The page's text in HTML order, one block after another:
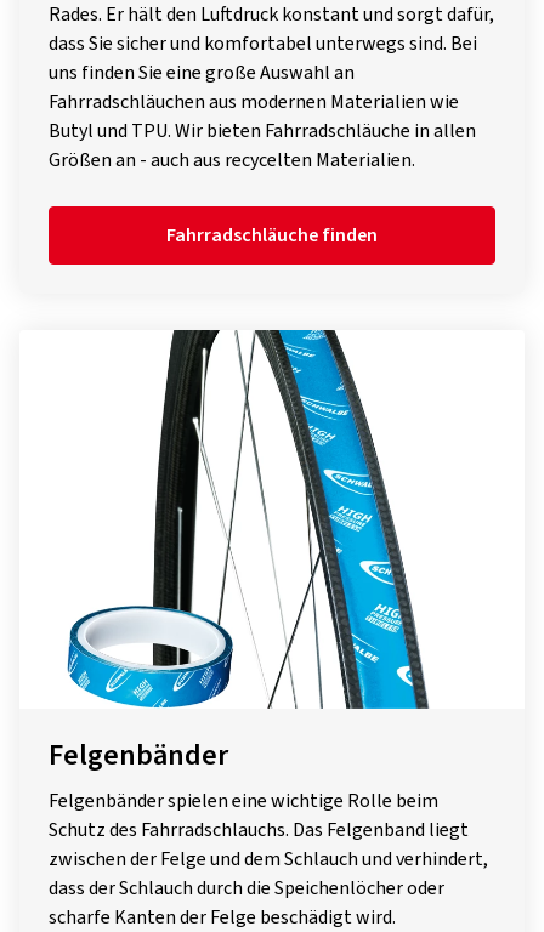
Rades. Er hält den Luftdruck konstant und sorgt dafür,
dass Sie sicher und komfortabel unterwegs sind. Bei
uns finden Sie eine große Auswahl an
Fahrradschläuchen aus modernen Materialien wie
Butyl und TPU. Wir bieten Fahrradschläuche in allen
Größen an - auch aus recycelten Materialien.
Fahrradschläuche finden
Felgenbänder
Felgenbänder spielen eine wichtige Rolle beim
Schutz des Fahrradschlauchs. Das Felgenband liegt
zwischen der Felge und dem Schlauch und verhindert,
dass der Schlauch durch die Speichenlöcher oder
scharfe Kanten der Felge beschädigt wird.